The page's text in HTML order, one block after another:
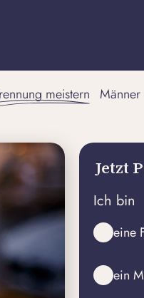
meistern Männer
Jetzt
Ich bin
eine
ein